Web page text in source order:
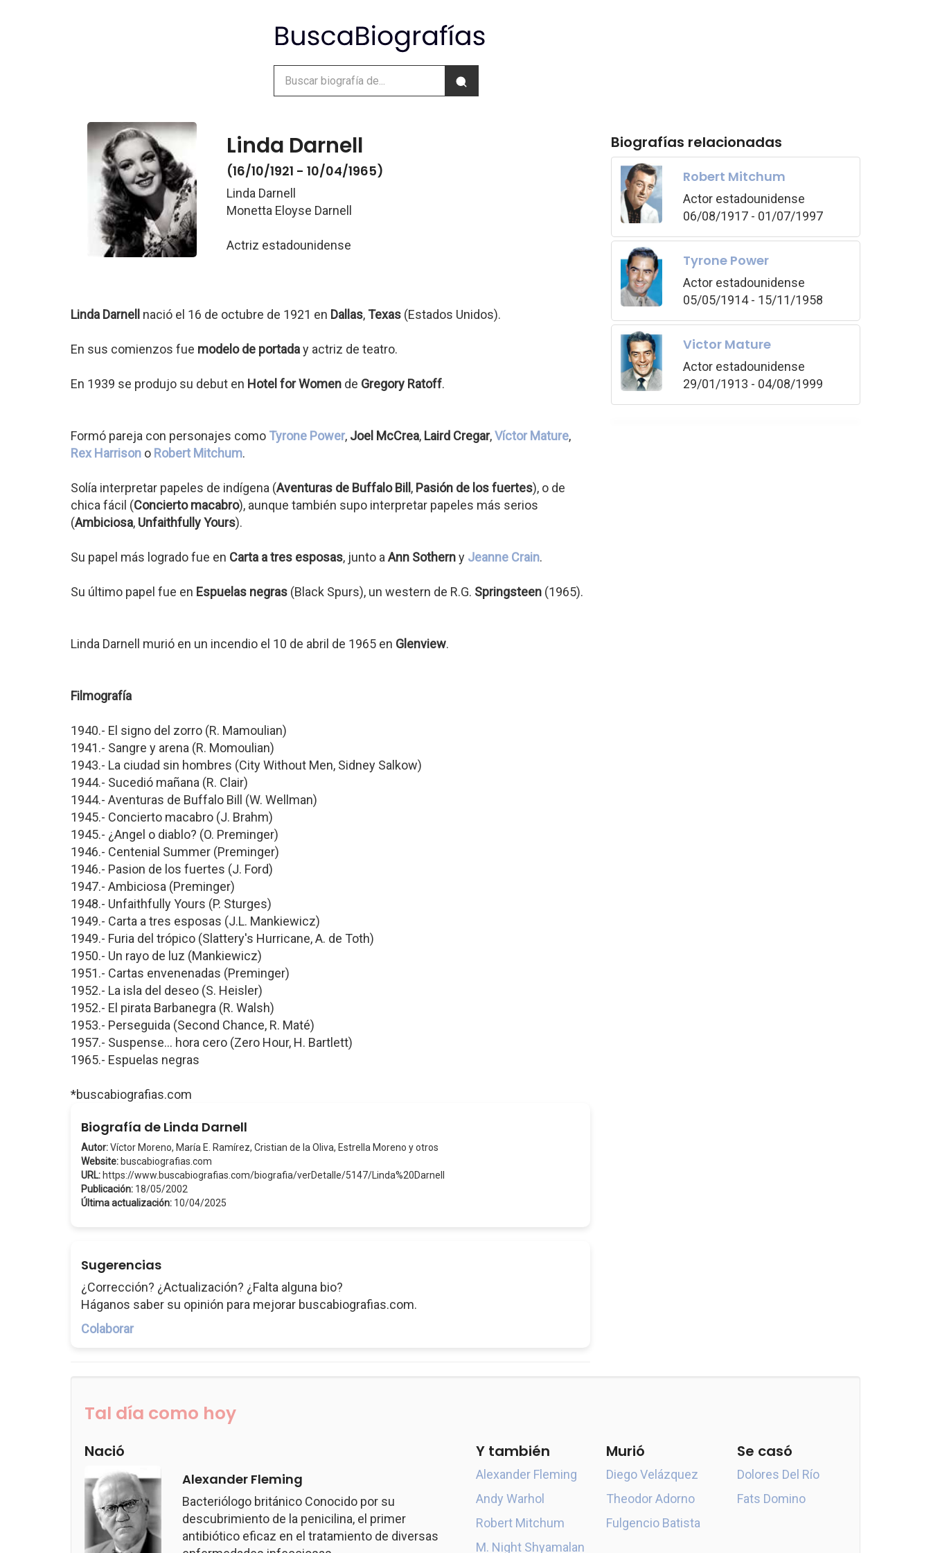
Linda Darnell
(16/10/1921 - 10/04/1965)
Linda Darnell
Monetta Eloyse Darnell
Actriz estadounidense
Linda Darnell nació el 16 de octubre de 1921 en Dallas, Texas (Estados Unidos).
En sus comienzos fue modelo de portaday actriz de teatro.
En 1939 se produjo su debut en Hotel for Women de Gregory Ratoff.
Formó pareja con personajes como Tyrone Power, Joel McCrea, Laird Cregar,Víctor Mature,
Rex Harrison o Robert Mitchum.
Solía interpretar papeles de indígena (Aventuras de Buffalo Bill , Pasión de los fuertes), o de
chica fácil (Concierto macabro), aunque también supo interpretar papeles más serios
(Ambiciosa, Unfaithfully Yours).
Su papel más logrado fue en Carta a tres esposas, junto a Ann Sotherny Jeanne Crain.
Su último papel fue en Espuelas negras (Black Spurs), un western de R.G. Springsteen (1965).
Linda Darnell murió en un incendio el 10 de abril de 1965 en Glenview.
Filmografía
1940.- El signo del zorro (R. Mamoulian)
1941.- Sangre y arena (R. Momoulian)
1943.- La ciudad sin hombres (City Without Men, Sidney Salkow)
1944.- Sucedió mañana (R. Clair)
1944.- Aventuras de Buffalo Bill (W. Wellman)
1945.- Concierto macabro (J. Brahm)
1945.- ¿Angel o diablo? (O. Preminger)
1946.- Centenial Summer (Preminger)
1946.- Pasion de los fuertes (J. Ford)
1947.- Ambiciosa (Preminger)
1948.- Unfaithfully Yours (P. Sturges)
1949.- Carta a tres esposas (J.L. Mankiewicz)
1949.- Furia del trópico (Slattery's Hurricane, A. de Toth)
1950.- Un rayo de luz (Mankiewicz)
1951.- Cartas envenenadas (Preminger)
1952.- La isla del deseo (S. Heisler)
1952.- El pirata Barbanegra (R. Walsh)
1953.- Perseguida (Second Chance, R. Maté)
1957.- Suspense... hora cero (Zero Hour, H. Bartlett)
1965.- Espuelas negras
*buscabiografias.com
Biografía de Linda Darnell
Autor:Víctor Moreno, María E. Ramírez, Cristian de la Oliva, Estrella Moreno y otros
Website: buscabiografias.com
URL: https://www.buscabiografias.com/biografia/verDetalle/5147/Linda%20Darnell
Publicación: 18/05/2002
Última actualización: 10/04/2025
Sugerencias
¿Corrección? ¿Actualización? ¿Falta alguna bio?
Háganos saber su opinión para mejorar buscabiografias.com.
Colaborar
Biografías relacionadas
Robert Mitchum
Actor estadounidense
06/08/1917 - 01/07/1997
Tyrone Power
Actor estadounidense
05/05/1914 - 15/11/1958
Victor Mature
Actor estadounidense
29/01/1913 - 04/08/1999
Tal día como hoy
Nació
Alexander Fleming
Bacteriólogo británico Conocido por su
descubrimiento de la penicilina, el primer
antibiótico eficaz en el tratamiento de diversas
Y también
Alexander Fleming
Andy Warhol
Robert Mitchum
M. Night Shyamalan
Murió
Diego Velázquez
Theodor Adorno
Fulgencio Batista
Se casó
Dolores Del Río
Fats Domino